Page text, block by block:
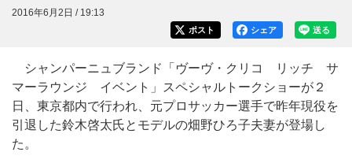
2016年6月2日 / 19:13
送る
シェア
ポスト
シャンパーニュブランド「ヴーヴ・クリコ リッチ サ
マーラウンジ イベント」スペシャルトークショーが２
日、東京都内で行われ、元プロサッカー選手で昨年現役を
引退した鈴木啓太氏とモデルの畑野ひろ子夫妻が登場し
た。